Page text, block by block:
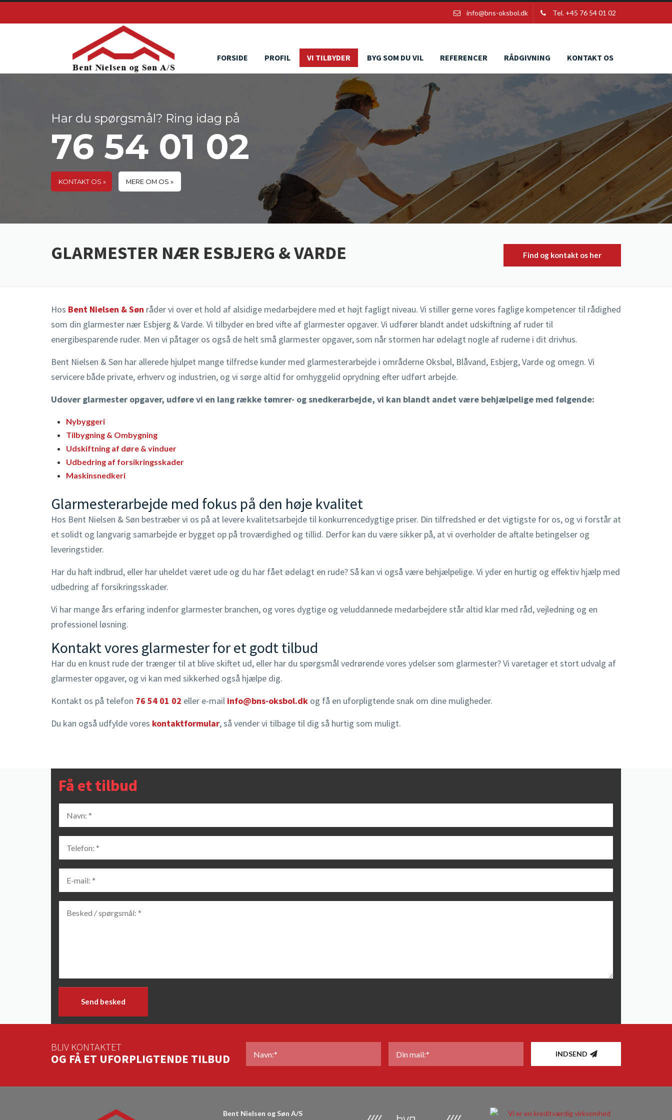
info@bns-oksbol.dk Tel. +45 76 54 01 02
FORSIDE PROFIL VI TILBYDER BYG SOM DU VIL REFERENCER RÅDGIVNING KONTAKT OS
Har du spørgsmål? Ring idag på
76 54 01 02
MERE OM OS »
KONTAKT OS »
GLARMESTER NÆR ESBJERG & VARDE Find og kontakt os her
Hos Bent Nielsen & Søn råder vi over et hold af alsidige medarbejdere med et højt fagligt niveau. Vi stiller gerne vores faglige kompetencer til rådighed
som din glarmester nær Esbjerg & Varde. Vi tilbyder en bred vifte af glarmester opgaver. Vi udfører blandt andet udskiftning af ruder til
energibesparende ruder. Men vi påtager os også de helt små glarmester opgaver, som når stormen har ødelagt nogle af ruderne i dit drivhus.
Bent Nielsen & Søn har allerede hjulpet mange tilfredse kunder med glarmesterarbejde i områderne Oksbøl, Blåvand, Esbjerg, Varde og omegn. Vi
servicere både private, erhverv og industrien, og vi sørge altid for omhyggelid oprydning efter udført arbejde.
Udover glarmester opgaver, udføre vi en lang række tømrer- og snedkerarbejde, vi kan blandt andet være behjælpelige med følgende:
Nybyggeri
Tilbygning & Ombygning
Udskiftning af døre & vinduer
Udbedring af forsikringsskader
Maskinsnedkeri
Glarmesterarbejde med fokus på den høje kvalitet
Hos Bent Nielsen & Søn bestræber vi os på at levere kvalitetsarbejde til konkurrencedygtige priser. Din tilfredshed er det vigtigste for os, og vi forstår at
et solidt og langvarig samarbejde er bygget op på troværdighed og tillid. Derfor kan du være sikker på, at vi overholder de aftalte betingelser og
leveringstider.
Har du haft indbrud, eller har uheldet været ude og du har fået ødelagt en rude? Så kan vi også være behjælpelige. Vi yder en hurtig og effektiv hjælp med
udbedring af forsikringsskader.
Vi har mange års erfaring indenfor glarmester branchen, og vores dygtige og veluddannede medarbejdere står altid klar med råd, vejledning og en
professionel løsning.
Kontakt vores glarmester for et godt tilbud
Har du en knust rude der trænger til at blive skiftet ud, eller har du spørgsmål vedrørende vores ydelser som glarmester? Vi varetager et stort udvalg af
glarmester opgaver, og vi kan med sikkerhed også hjælpe dig.
Kontakt os på telefon 76 54 01 02 eller e-mail info@bns-oksbol.dk og få en uforpligtende snak om dine muligheder.
Du kan også udfylde vores kontaktformular, så vender vi tilbage til dig så hurtig som muligt.
Få et tilbud
Send besked
BLIV KONTAKTET
OG FÅ ET UFORPLIGTENDE TILBUD INDSEND
Bent Nielsen og Søn A/S